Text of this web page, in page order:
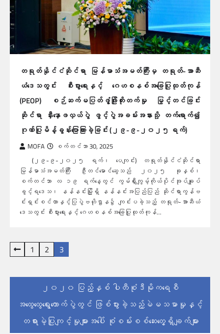
တရုတ်နိုင်ငံဆိုင်ရာ မြန်မာသံအမတ်ကြီးမှ တရုတ်-အာဆီ
ယံဒေသတွင်း စီးပွားရေးနှင့် ဂေဟစနစ်အခြေပြုထုတ်ကုန်
(PEOP) စဉ်ဆက်မပြတ်ဖွံ့ဖြိုးတိုးတက်မှု မြှင့်တင်ခြင်း
ဆိုင်ရာ နှီးနှောဖလှယ်ပွဲ ဖွင့်ပွဲအခမ်းအနားသို့ တက်ရောက်၍
ဂုဏ်ပြုမိန့်ခွန်းပြောကြားခဲ့ခြင်း (၂၉-၉-၂၀၂၅ ရက်)
MOFA စက်တင်ဘာ 30, 2025
(၂၉-၉-၂၀၂၅ ရက်၊ ပေကျင်း) တရုတ်နိုင်ငံဆိုင်ရာ
မြန်မာသံအမတ်ကြီး ဦးတင်မောင်ဆွေသည် ၂၀၂၅ ခုနှစ်၊
စက်တင်ဘာ လ ၁၉ ရက်နေ့တွင် ကွမ်ရှီးကျွမ့်ကိုယ်ပိုင်အုပ်ချုပ်
ခွင့်ရဒေသ၊ နန်နင်းမြို့ရှိ နန်နင်းအပြည်ပြည် ဆိုင်ရာကွန်ဗ
င်းရှင်းစင်တာနှင့်ပြပွဲဗဟိုဌာန၌ ကျင်းပခဲ့သည့် တရုတ်-အာဆီယံ
ဒေသတွင်း စီးပွားရေးနှင့် ဂေဟစနစ်အခြေပြုထုတ်ကုန်…
ပို့
များ
စာမျက်နှာ
ခြင်း
1 2 3
၂၀၂၀ ပြည့်နှစ် ပါတီစုံဒီမိုကရေစီ
အထွေထွေရွေးကောက်ပွဲတွင် ဖြစ်ပွားခဲ့သည့်မဲမသမာမှုနှင့်
တရားမဲ့ပြုကျင့်မှုများအပေါ် စုံစမ်းစစ်ဆေးတွေ့ရှိချက်များ